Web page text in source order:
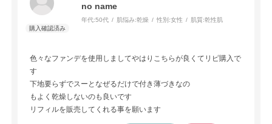
no name
年代:50代 肌悩み:乾燥 性別:女性 肌質:乾性肌
色々なファンデを使用しましてやはりこちらが良くてリピ購入で
す
下地要らずでスーとなぜるだけで付き薄づきなの
もよく乾燥しないのも良いです
リフィルを販売してくれる事を願います